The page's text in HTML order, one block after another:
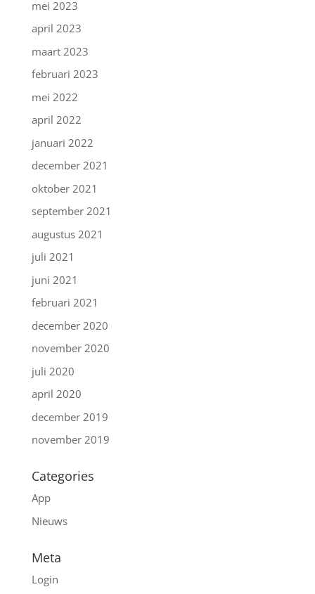
mei 2023
april 2023
maart 2023
februari 2023
mei 2022
april 2022
januari 2022
december 2021
oktober 2021
september 2021
augustus 2021
juli 2021
juni 2021
februari 2021
december 2020
november 2020
juli 2020
april 2020
december 2019
november 2019
Categories
App
Nieuws
Meta
Login